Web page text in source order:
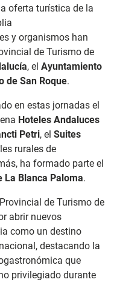
oferta turística de la
y organismos han
de Turismo de
, el Ayuntamiento
de San Roque.
en estas jornadas el
Hoteles Andaluces
Petri, el Suites
rurales de
ha formado parte el
La Blanca Paloma.
de Turismo de
abrir nuevos
como un destino
destacando la
que
privilegiado durante